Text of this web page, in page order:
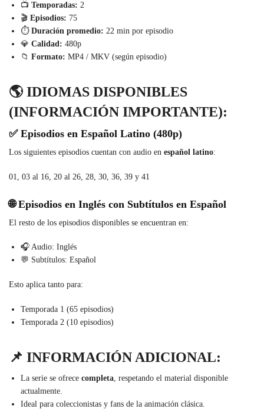
📺 Temporadas: 2
🎬 Episodios: 75
⏱️ Duración promedio: 22 min por episodio
💎 Calidad: 480p
📁 Formato: MP4 / MKV (según episodio)
🌎 IDIOMAS DISPONIBLES
(INFORMACIÓN IMPORTANTE):
✅ Episodios en Español Latino (480p)
Los siguientes episodios cuentan con audio en español latino:
01, 03 al 16, 20 al 26, 28, 30, 36, 39 y 41
🌐 Episodios en Inglés con Subtítulos en Español
El resto de los episodios disponibles se encuentran en:
🎧 Audio: Inglés
💬 Subtítulos: Español
Esto aplica tanto para:
Temporada 1 (65 episodios)
Temporada 2 (10 episodios)
📌 INFORMACIÓN ADICIONAL:
La serie se ofrece completa , respetando el material disponible
actualmente.
Ideal para coleccionistas y fans de la animación clásica.